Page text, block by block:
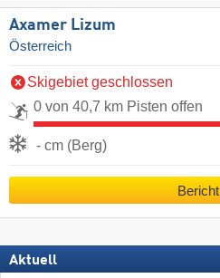
Axamer Lizum
Österreich
Skigebiet geschlossen
0 von 40,7 km Pisten offen
- cm (Berg)
Bericht
Aktuell